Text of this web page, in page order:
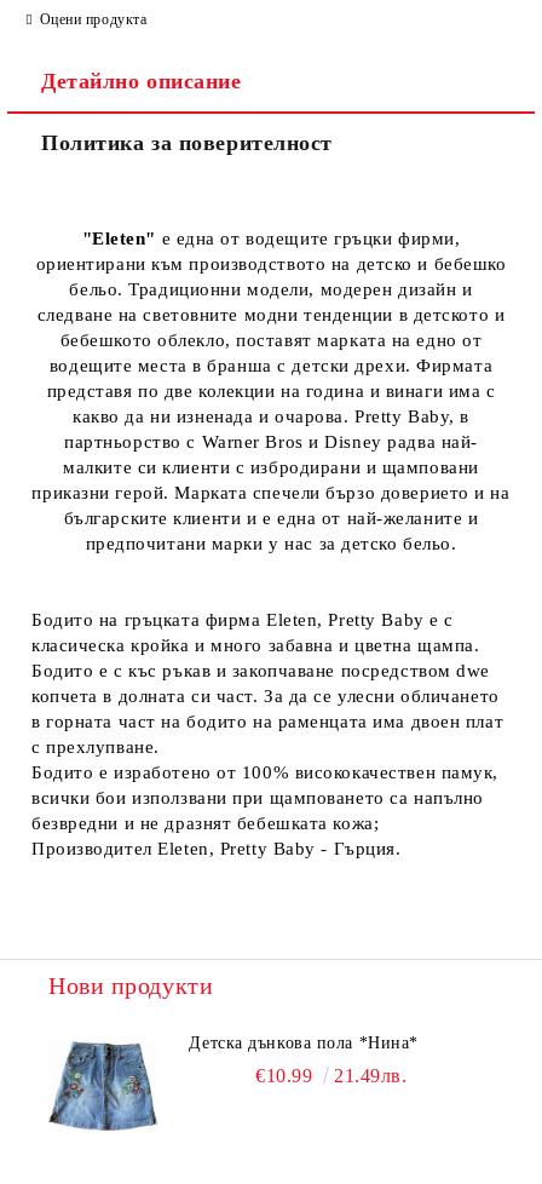
Оцени продукта
Детайлно описание
Политика за поверителност
"Eleten" е една от водещите гръцки фирми,
ориентирани към производството на детско и бебешко
бельо. Традиционни модели, модерен дизайн и
следване на световните модни тенденции в детското и
бебешкото облекло, поставят марката на едно от
водещите места в бранша с детски дрехи. Фирмата
представя по две колекции на година и винаги има с
какво да ни изненада и очарова. Pretty Baby, в
партньорство с Warner Bros и Disney радва най-
малките си клиенти с избродирани и щамповани
приказни герой. Марката спечели бързо доверието и на
българските клиенти и е една от най-желаните и
предпочитани марки у нас за детско бельо.
Бодито на гръцката фирма Eleten, Pretty Baby е с
класическа кройка и много забавна и цветна щампа.
Бодито е с къс ръкав и закопчаване посредством dwe
копчета в долната си част. За да се улесни обличането
в горната част на бодито на раменцата има двоен плат
с прехлупване.
Бодито е изработено от 100% висококачествен памук,
всички бои използвани при щамповането са напълно
безвредни и не дразнят бебешката кожа;
Производител Eleten, Pretty Baby - Гърция.
Нови продукти
Детска дънкова пола *Нина*
€10.99 21.49лв.